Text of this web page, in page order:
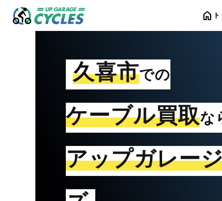
home
久喜市での
ケーブル買取な
アップガレー